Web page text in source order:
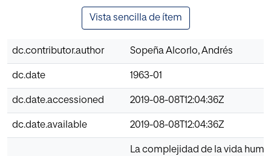
Vista sencilla de ítem
dc.contributor.author Sopeña Alcorlo, Andrés
dc.date 1963-01
dc.date.accessioned 2019-08-08T12:04:36Z
dc.date.available 2019-08-08T12:04:36Z
La complejidad de la vida